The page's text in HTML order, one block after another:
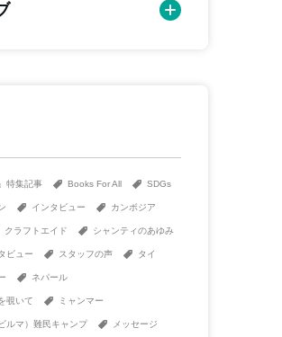
特集記事 Books For All SDGs
インタビュー カンボジア
クラフトエイド シャンティのあゆみ
ビュー スタッフの声 タイ
ネパール
覗いて ミャンマー
ルマ）難民キャンプ メッセージ